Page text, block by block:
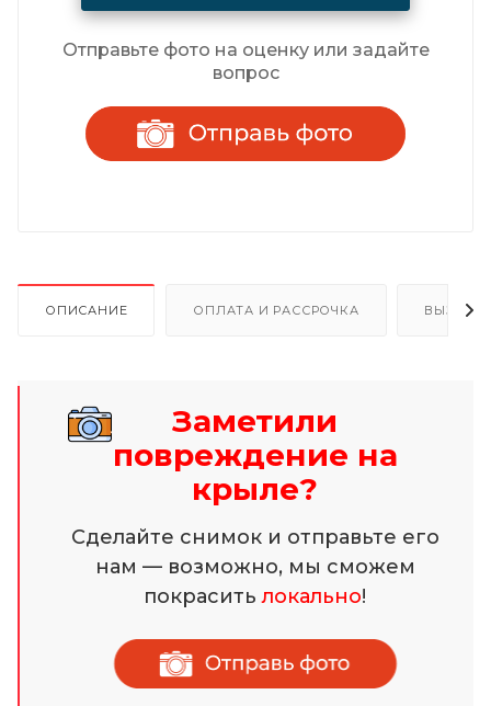
Отправьте фото на оценку или задайте
вопрос
ОПИСАНИЕ ОПЛАТА И РАССРОЧКА ВЫЗОВ
Заметили
повреждение на
крыле?
Сделайте снимок и отправьте его
нам — возможно, мы сможем
покраситьлокально!